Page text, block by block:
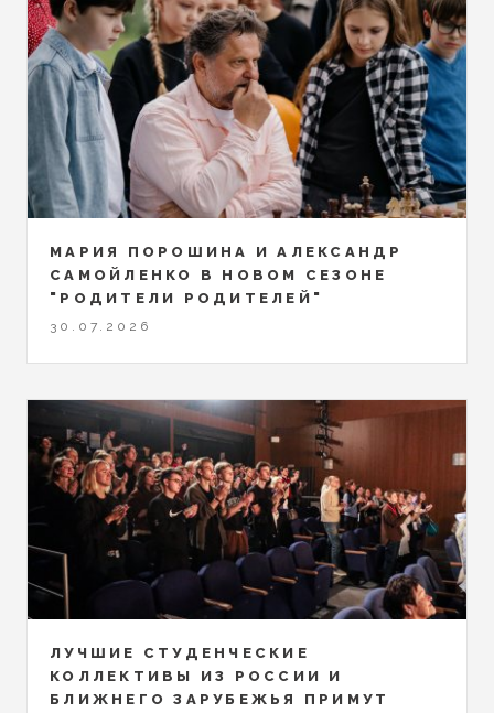
МАРИЯ ПОРОШИНА И АЛЕКСАНДР
САМОЙЛЕНКО В НОВОМ СЕЗОНЕ
"РОДИТЕЛИ РОДИТЕЛЕЙ"
30.07.2026
ЛУЧШИЕ СТУДЕНЧЕСКИЕ
КОЛЛЕКТИВЫ ИЗ РОССИИ И
БЛИЖНЕГО ЗАРУБЕЖЬЯ ПРИМУТ